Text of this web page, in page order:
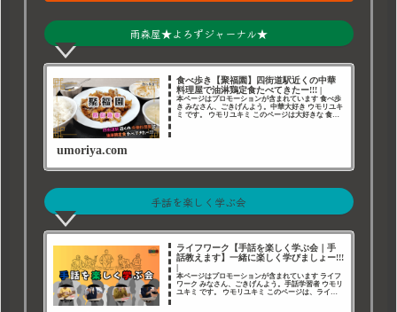
雨森屋★よろずジャーナル★
食べ歩き【聚福園】四街道駅近くの中華
料理屋で油淋鶏定食たべてきたー!!! |
本ページはプロモーションが含まれています 食べ歩
き みなさん、ごきげんよう。中華大好き ウモリユキ
ミ です。 ウモリユキミ このページは大好きな 食べ
umoriya.com
手話を楽しく学ぶ会
ライフワーク【手話を楽しく学ぶ会｜手
話教えます】一緒に楽しく学びましょー!!!
本ページはプロモーションが含まれています ライフ
ワーク みなさん、ごきげんよう。手話学習者 ウモリ
ユキミ です。 ウモリユキミ このページは、ライフ